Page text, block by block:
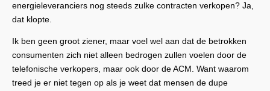
energieleveranciers nog steeds zulke contracten verkopen? Ja,
dat klopte.
Ik ben geen groot ziener, maar voel wel aan dat de betrokken
consumenten zich niet alleen bedrogen zullen voelen door de
telefonische verkopers, maar ook door de ACM. Want waarom
treed je er niet tegen op als je weet dat mensen de dupe